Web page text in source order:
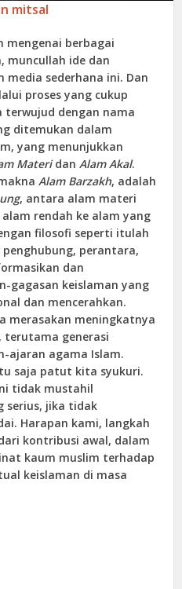
mitsal
mengenai berbagai
muncullah ide dan
sederhana ini. Dan
proses yang cukup
dengan nama
ditemukan dalam
yang menunjukkan
MateridanAlam Akal.
Alam Barzakh, adalah
, antara alam materi
rendah ke alam yang
filosofi seperti itulah
perantara,
dan
gagasan keislaman yang
dan mencerahkan.
merasakan meningkatnya
terutama generasi
ajaran agama Islam.
saja patut kita syukuri.
tidak mustahil
serius, jika tidak
Harapan kami, langkah
kontribusi awal, dalam
kaum muslim terhadap
keislaman di masa